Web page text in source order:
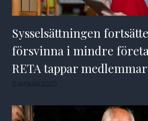
Sysselsättningen
försvinna i mindre
RETA tappar
6 augusti 2026